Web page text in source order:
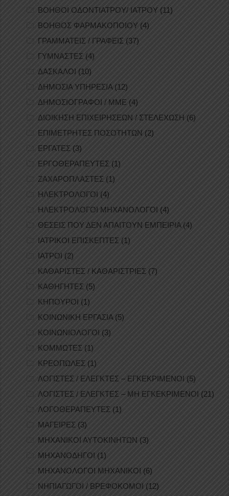
ΒΟΗΘΟΙ ΟΔΟΝΤΙΑΤΡΟΥ/ ΙΑΤΡΟΥ (11)
ΒΟΗΘΟΣ ΦΑΡΜΑΚΟΠΟΙΟΥ (4)
ΓΡΑΜΜΑΤΕΙΣ / ΓΡΑΦΕΙΣ (37)
ΓΥΜΝΑΣΤΕΣ (4)
ΔΑΣΚΑΛΟΙ (10)
ΔΗΜΟΣΙΑ ΥΠΗΡΕΣΙΑ(12)
ΔΗΜΟΣΙΟΓΡΑΦΟΙ / ΜΜΕ (4)
ΔΙΟΙΚΗΣΗ ΕΠΙΧΕΙΡΗΣΕΩΝ / ΣΤΕΛΕΧΩΣΗ (6)
ΕΠΙΜΕΤΡΗΤΕΣ ΠΟΣΟΤΗΤΩΝ (2)
ΕΡΓΑΤΕΣ (3)
ΕΡΓΟΘΕΡΑΠΕΥΤΕΣ (1)
ΖΑΧΑΡΟΠΛΑΣΤΕΣ (1)
ΗΛΕΚΤΡΟΛΟΓΟΙ (4)
ΗΛΕΚΤΡΟΛΟΓΟΙ ΜΗΧΑΝΟΛΟΓΟΙ (4)
ΘΕΣΕΙΣ ΠΟΥ ΔΕΝ ΑΠΑΙΤΟΥΝ ΕΜΠΕΙΡΙΑ (4)
ΙΑΤΡΙΚΟΙ ΕΠΙΣΚΕΠΤΕΣ (1)
ΙΑΤΡΟΙ (2)
ΚΑΘΑΡΙΣΤΕΣ / ΚΑΘΑΡΙΣΤΡΙΕΣ (7)
ΚΑΘΗΓΗΤΕΣ (5)
ΚΗΠΟΥΡΟΙ (1)
ΚΟΙΝΩΝΙΚΗ ΕΡΓΑΣΙΑ(5)
ΚΟΙΝΩΝΙΟΛΟΓΟΙ (3)
ΚΟΜΜΩΤΕΣ (1)
ΚΡΕΟΠΩΛΕΣ (1)
ΛΟΓΙΣΤΕΣ / ΕΛΕΓΚΤΕΣ – ΕΓΚΕΚΡΙΜΕΝΟΙ (5)
ΛΟΓΙΣΤΕΣ / ΕΛΕΓΚΤΕΣ – ΜΗ ΕΓΚΕΚΡΙΜΕΝΟΙ (21)
ΛΟΓΟΘΕΡΑΠΕΥΤΕΣ (1)
ΜΑΓΕΙΡΕΣ (3)
ΜΗΧΑΝΙΚΟΙ ΑΥΤΟΚΙΝΗΤΩΝ (3)
ΜΗΧΑΝΟΔΗΓΟΙ (1)
ΜΗΧΑΝΟΛΟΓΟΙ ΜΗΧΑΝΙΚΟΙ (6)
ΝΗΠΙΑΓΩΓΟΙ / ΒΡΕΦΟΚΟΜΟΙ (12)